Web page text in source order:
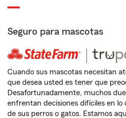
Seguro para mascotas
Cuando sus mascotas necesitan
que desea usted es tener que
Desafortunadamente, muchos
enfrentan decisiones difíciles en lo
de sus perros o gatos. Estamos